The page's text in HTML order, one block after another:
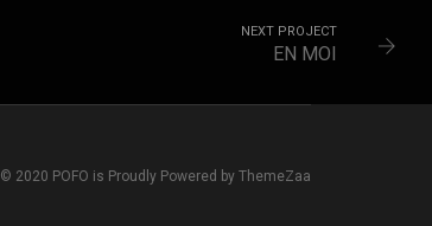
NEXT PROJECT
EN MOI
© 2020 POFO is Proudly Powered by ThemeZaa